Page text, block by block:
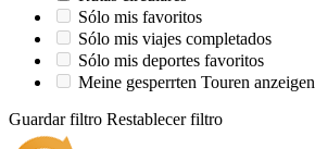
Sólo mis favoritos
Sólo mis viajes completados
Sólo mis deportes favoritos
Meine gesperrten Touren anzeigen
Guardar filtro Restablecer filtro